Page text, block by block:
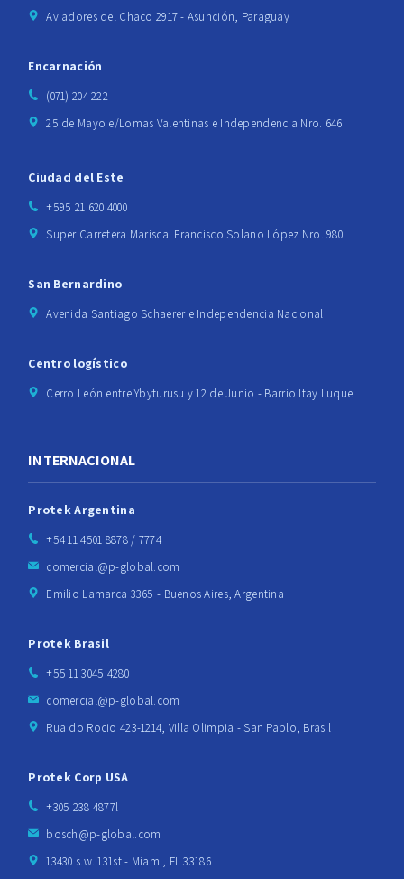
Aviadores del Chaco 2917 - Asunción, Paraguay
Encarnación
(071) 204 222
25 de Mayo e/Lomas Valentinas e Independencia Nro. 646
Ciudad del Este
+595 21 620 4000
Super Carretera Mariscal Francisco Solano López Nro. 980
San Bernardino
Avenida Santiago Schaerer e Independencia Nacional
Centro logístico
Cerro León entre Ybyturusu y 12 de Junio - Barrio Itay Luque
INTERNACIONAL
Protek Argentina
+54 11 4501 8878 / 7774
comercial@p-global.com
Emilio Lamarca 3365 - Buenos Aires, Argentina
Protek Brasil
+55 11 3045 4280
comercial@p-global.com
Rua do Rocio 423-1214, Villa Olimpia - San Pablo, Brasil
Protek Corp USA
+305 238 4877l
bosch@p-global.com
13430 s.w. 131st - Miami, FL 33186